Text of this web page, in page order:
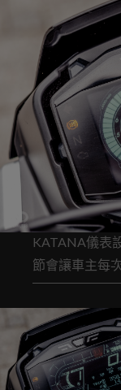
KATANA儀表
節會讓車主每